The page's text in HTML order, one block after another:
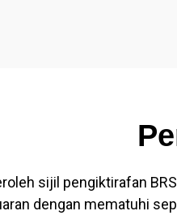
sijil pengiktirafan
dengan mematuhi